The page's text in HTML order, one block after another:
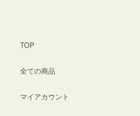
TOP
全ての商品
マイアカウント